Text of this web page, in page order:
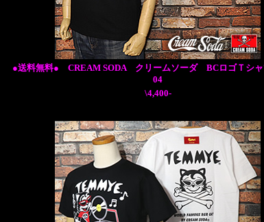
●送料無料● CREAM SODA クリームソーダ BCロゴＴシャ
04
\4,400-